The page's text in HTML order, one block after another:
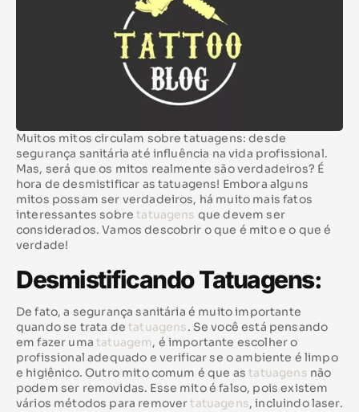
Muitos mitos circulam sobre tatuagens: desde
segurança sanitária até influência na vida profissional.
Mas, será que os mitos realmente são verdadeiros? É
hora de desmistificar as tatuagens! Embora alguns
mitos possam ser verdadeiros, há muito mais fatos
interessantes sobre tatuagens que devem ser
considerados. Vamos descobrir o que é mito e o que é
verdade!
Desmistificando Tatuagens:
De fato, a segurança sanitária é muito importante
quando se trata de tatuagens. Se você está pensando
em fazer uma tatuagem, é importante escolher o
profissional adequado e verificar se o ambiente é limpo
e higiênico. Outro mito comum é que as tatuagens não
podem ser removidas. Esse mito é falso, pois existem
vários métodos para remover tatuagens, incluindo laser.